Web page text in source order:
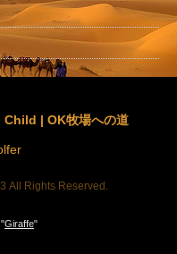
| OK牧場への道
All Rights Reserved.
Giraffe"